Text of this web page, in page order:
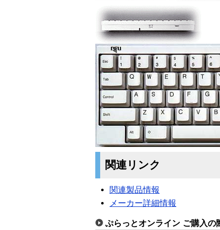
関連リンク
関連製品情報
メーカー詳細情報
ぷらっとオンライン ご購入の